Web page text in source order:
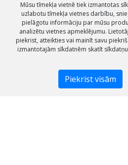
Mūsu tīmekļa vietnē tiek izmantotas
uzlabotu tīmekļa vietnes darbību,
pielāgotu informāciju par mūsu
analizētu vietnes apmeklējumu.
piekrist, atteikties vai mainīt savu
izmantotajām sīkdatnēm skatīt
Piekrist visām